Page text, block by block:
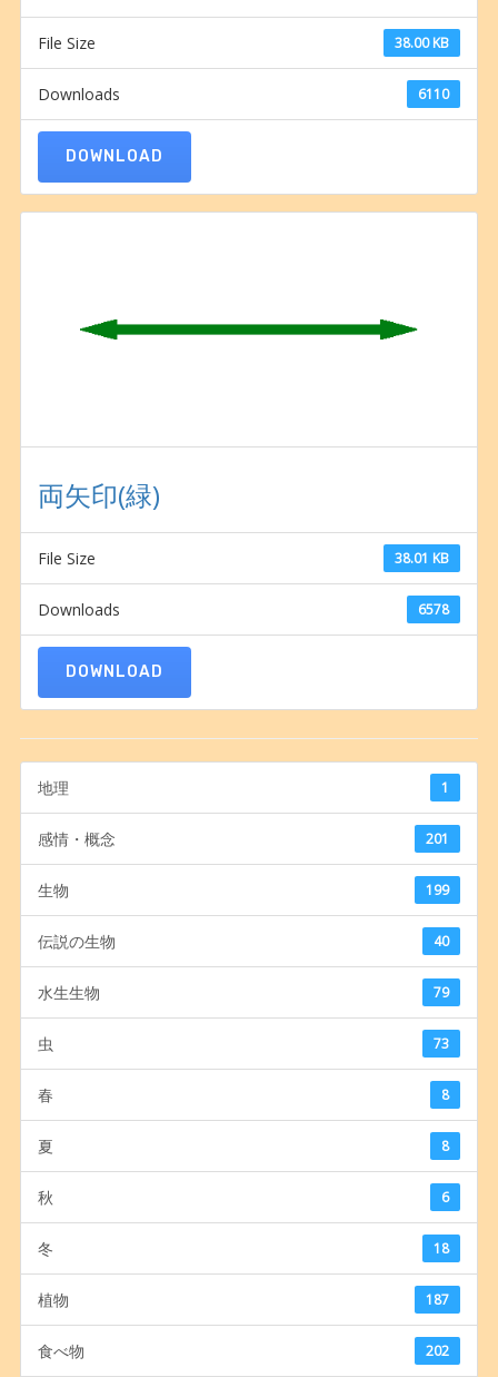
File Size 38.00 KB
Downloads 6110
DOWNLOAD
両矢印(緑)
File Size 38.01 KB
Downloads 6578
DOWNLOAD
地理 1
感情・概念 201
生物 199
伝説の生物 40
水生生物 79
虫 73
春 8
夏 8
秋 6
冬 18
植物 187
食べ物 202